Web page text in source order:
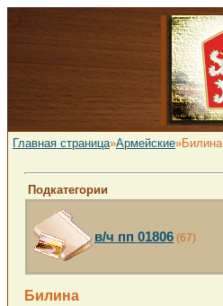
Главная страница»Армейские»Билина
Подкатегории
в/ч пп 01806 (67)
Билина